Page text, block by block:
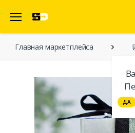
ДА
Главная марĸетплейса